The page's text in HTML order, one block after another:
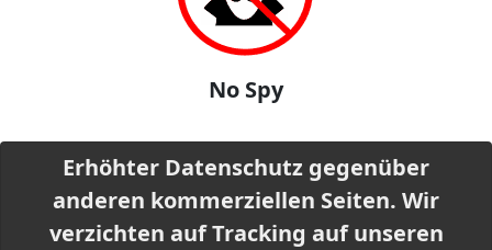
No Spy
Erhöhter Datenschutz gegenüber
anderen kommerziellen Seiten. Wir
verzichten auf Tracking auf unseren